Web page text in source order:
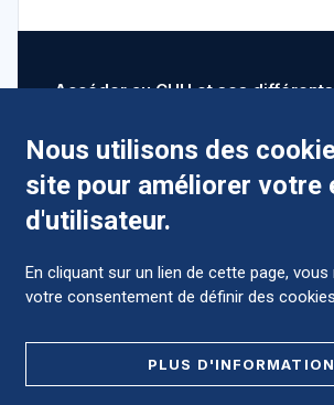
Accéder au CHU et ses différents
Comment préparer mon
Nous utilisons des
site pour améliorer votre
d'utilisateur.
En cliquant sur un lien de cette page,
votre consentement de définir des
PLUS